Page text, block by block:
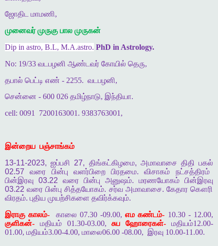
ஜோதிட மாமணி,
முனைவர் முருகு பால முருகன்
Dip in astro, B.L, M.A.astro. PhD in Astrology.
No: 19/33 வடபழனி ஆண்டவர் கோயில் தெரு,
தபால் பெட்டி எண் - 2255. வடபழனி,
சென்னை - 600 026 தமிழ்நாடு, இந்தியா.
cell: 0091
7200163001. 9383763001,
இன்றைய பஞ்சாங்கம்
13-11-2023,ஐப்பசி 27, திங்கட்கிழமை, அமாவாசை திதி பகல்
02.57வரை பின்பு வளர்பிறை பிரதமை.விசாகம்
நட்சத்திரம்
பின்இரவு 03.22 வரை பின்பு அனுஷம். மரணயோகம் பின்இரவு
03.22வரை பின்பு சித்தயோகம். சர்வ அமாவாசை. கேதார கௌரி
விரதம். புதிய முயற்சிகளை தவிர்க்கவும்.
இராகு காலம்-
காலை 07.30 -09.00,எம கண்டம்- 10.30 - 12.00,
குளிகன்- மதியம் 01.30-03.00,சுப ஹோரைகள்- மதியம்12.00-
01.00, மதியம்3.00-4.00, மாலை06.00 -08.00, இரவு 10.00-11.00.